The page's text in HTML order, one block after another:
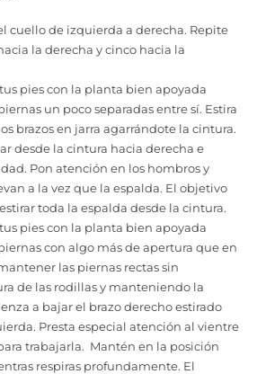
cuello de izquierda a derecha. Repite
la derecha y cinco hacia la
pies con la planta bien apoyada
un poco separadas entre sí. Estira
brazos en jarra agarrándote la cintura.
desde la cintura hacia derecha e
Pon atención en los hombros y
a la vez que la espalda. El objetivo
toda la espalda desde la cintura.
pies con la planta bien apoyada
con algo más de apertura que en
las piernas rectas sin
de las rodillas y manteniendo la
a bajar el brazo derecho estirado
Presta especial atención al vientre
trabajarla. Mantén en la posición
respiras profundamente. El